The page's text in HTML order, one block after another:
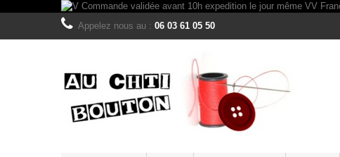
Appelez nous au : 06 03 61 05 50